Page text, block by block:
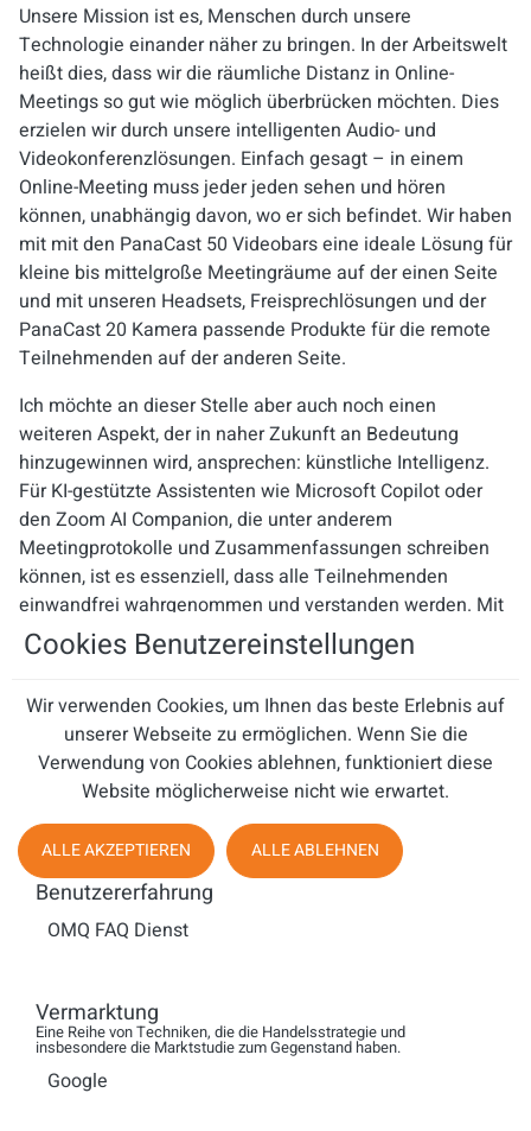
Unsere Mission ist es, Menschen durch unsere
Technologie einander näher zu bringen. In der Arbeitswelt
heißt dies, dass wir die räumliche Distanz in Online-
Meetings so gut wie möglich überbrücken möchten. Dies
erzielen wir durch unsere intelligenten Audio- und
Videokonferenzlösungen. Einfach gesagt – in einem
Online-Meeting muss jeder jeden sehen und hören
können, unabhängig davon, wo er sich befindet. Wir haben
mit mit den PanaCast 50 Videobars eine ideale Lösung für
kleine bis mittelgroße Meetingräume auf der einen Seite
und mit unseren Headsets, Freisprechlösungen und der
PanaCast 20 Kamera passende Produkte für die remote
Teilnehmenden auf der anderen Seite.
Ich möchte an dieser Stelle aber auch noch einen
weiteren Aspekt, der in naher Zukunft an Bedeutung
hinzugewinnen wird, ansprechen: künstliche Intelligenz.
Für KI-gestützte Assistenten wie Microsoft Copilot oder
den Zoom AI Companion, die unter anderem
Meetingprotokolle und Zusammenfassungen schreiben
können, ist es essenziell, dass alle Teilnehmenden
einwandfrei wahrgenommen und verstanden werden. Mit
Jabra Headsets und Videolösungen erzielen die AI-
Assistenten eine deutlich höhere Genauigkeit bei der
qualitativ weniger hochwertigen Videobars.
Sprachgestützte KI wird auch in anderen Arbeitsbereichen
stärker genutzt werden. Eine Investition in professionelle
Audiotechnologie wird sich daher in Zukunft noch mehr
auszahlen.
SQUT: Einige Experten argumentieren, dass Remote-
sagen Sie zu der Kritik, dass hochwertige Audio-
Lösungen diese fundamentalen Probleme nicht lösen
können und Präsenz-Meetings letztendlich unverzichtbar
bleiben? Es gibt also eine wachsende Meinung, dass die
Cookies Benutzereinstellungen
Wir verwenden Cookies, um Ihnen das beste Erlebnis auf
unserer Webseite zu ermöglichen. Wenn Sie die
Verwendung von Cookies ablehnen, funktioniert diese
Website möglicherweise nicht wie erwartet.
ALLE AKZEPTIEREN ALLE ABLEHNEN
Benutzererfahrung
OMQ FAQ Dienst
Vermarktung
Eine Reihe von Techniken, die die Handelsstrategie und
insbesondere die Marktstudie zum Gegenstand haben.
Google